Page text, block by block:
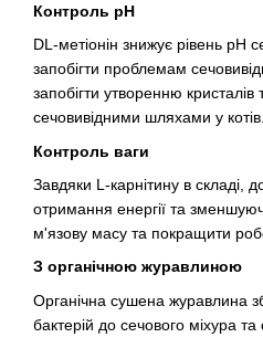
Контроль рН
DL-метіонін знижує рівень рН
запобігти проблемам
запобігти утворенню
сечовивідними шляхами у котів.
Контроль ваги
Завдяки L-карнітину в складі,
отримання енергії та
м'язову масу та покращити
З органічною журавлиною
Органічна сушена журавлина
бактерій до сечового міхура